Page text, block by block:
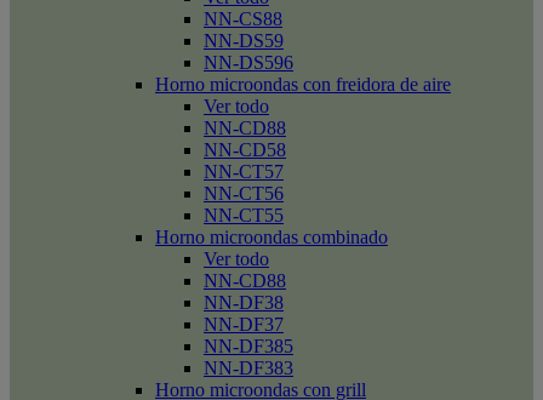
NN-CS88
NN-DS59
NN-DS596
Horno microondas con freidora de aire
Ver todo
NN-CD88
NN-CD58
NN-CT57
NN-CT56
NN-CT55
Horno microondas combinado
Ver todo
NN-CD88
NN-DF38
NN-DF37
NN-DF385
NN-DF383
Horno microondas con grill